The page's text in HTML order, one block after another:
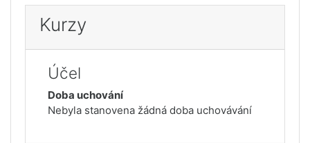
Kurzy
Účel
Doba uchování
Nebyla stanovena žádná doba uchovávání